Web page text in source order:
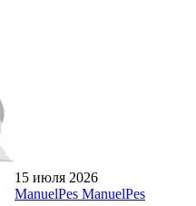
15 июля 2026
ManuelPes ManuelPes